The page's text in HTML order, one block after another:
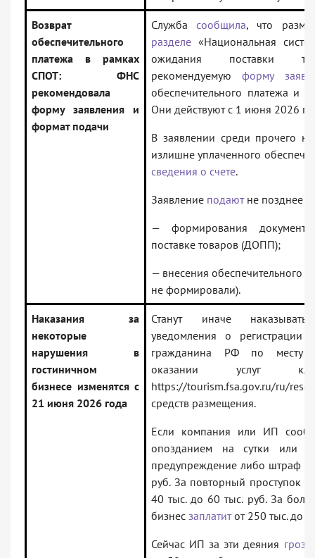
Возврат
обеспечительного
платежа в рамках
СПОТ: ФНС
рекомендовала
форму заявления и
формат подачи
Службасообщила, что
разделе «Национальная
ожидания поставки
рекомендуемуюформу
обеспечительного платежа и
Они действуют с 1 июня 2026
В заявлении среди прочего
излишне уплаченного
сведения о счете.
Заявление подаютне позднее 3
— формирования
поставке товаров (ДОПП);
— внесения обеспечительного
не формировали).
Наказания за
некоторые
нарушения в
гостиничном
бизнесе изменятся с
21 июня 2026 года
Станут иначе
уведомления о регистрации
гражданина РФ по месту
оказании услуг
https://tourism.fsa.gov.ru/ru/
средств размещения.
Если компания или ИП
опозданием на сутки или
предупреждение либо штраф
руб. За повторный проступок
40 тыс. до 60 тыс. руб. За
бизнес заплатитот 250 тыс. до
Сейчас ИП за эти деяния